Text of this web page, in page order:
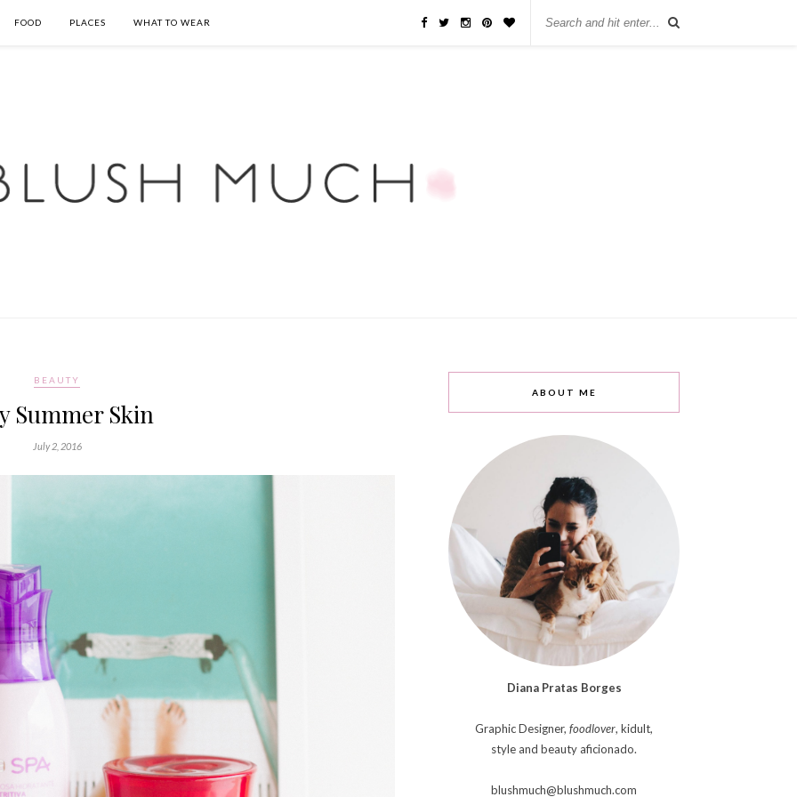
FOOD PLACES WHAT TO WEAR
BEAUTY
Summer Skin
July 2, 2016
ABOUT ME
Diana Pratas Borges
Graphic Designer, foodlover, kidult,
style and beauty aficionado.
blushmuch@blushmuch.com